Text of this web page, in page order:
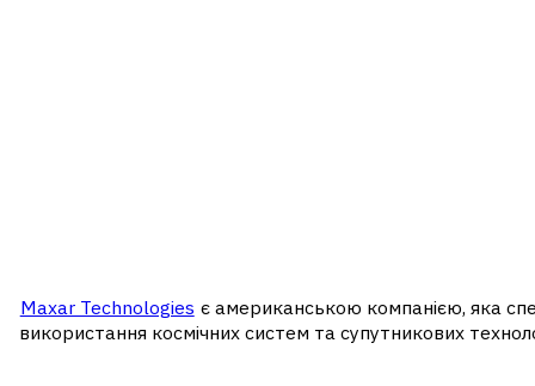
Maxar Technologies є американською компанією, яка
використання космічних систем та супутникових